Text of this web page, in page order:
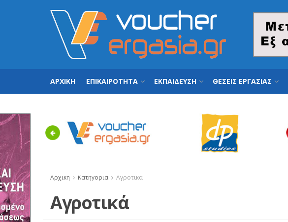
ΑΡΧΙΚΗ ΕΠΙΚΑΙΡΟΤΗΤΑ ΕΚΠΑΙΔΕΥΣΗ ΘΕΣΕΙΣ ΕΡΓΑΣΙΑΣ
Previous
Αρχική Κατηγορία Αγροτικά
Αγροτικά